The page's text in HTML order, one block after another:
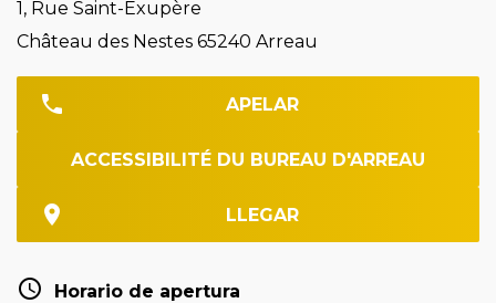
1, Rue Saint-Exupère
Château des Nestes 65240 Arreau
APELAR
ACCESSIBILITÉ DU BUREAU D'ARREAU
LLEGAR
Horario de apertura